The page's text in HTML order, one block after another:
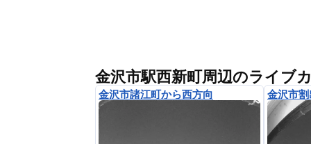
金沢市駅西新町周辺のライブ
金沢市諸江町から西方向 金沢市割